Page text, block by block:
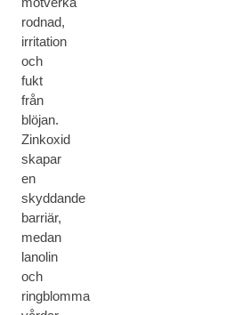
rodnad,
irritation
och
fukt
från
blöjan.
Zinkoxid
skapar
en
skyddande
barriär,
medan
lanolin
och
ringblomma